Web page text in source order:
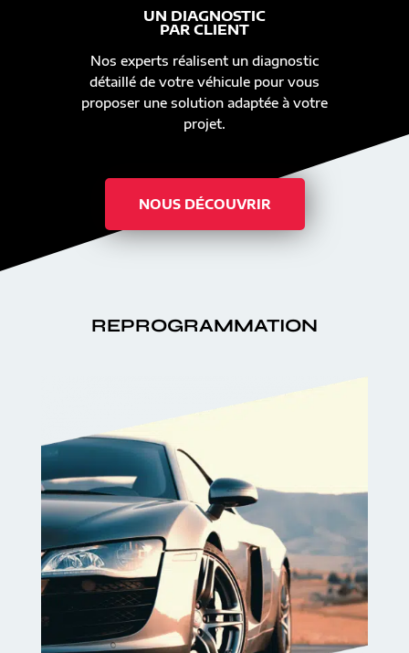
UN DIAGNOSTIC
PAR CLIENT
Nos experts réalisent un diagnostic
détaillé de votre véhicule pour vous
proposer une solution adaptée à votre
projet.
NOUS DÉCOUVRIR
REPROGRAMMATION